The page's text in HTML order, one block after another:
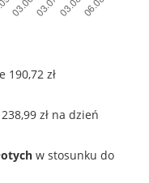
190,72 zł
zł na dzień
w stosunku do